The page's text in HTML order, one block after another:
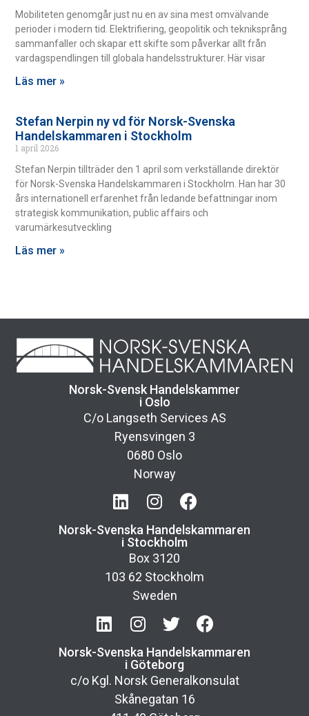
Mobiliteten genomgår just nu en av sina mest omvälvande
perioder i modern tid. Elektrifiering, geopolitik och tekniksprång
sammanfaller och skapar ett skifte som påverkar allt från
vardagspendlingen till globala handelsstrukturer. Här visar
Läs mer »
Stefan Nerpin ny vd för Norsk-Svenska
Handelskammaren i Stockholm
1 april 2026
Stefan Nerpin tillträder den 1 april som verkställande direktör
för Norsk-Svenska Handelskammaren i Stockholm. Han har 30
års internationell erfarenhet från ledande befattningar inom
strategisk kommunikation, public affairs och
varumärkesutveckling
Läs mer »
Norsk-Svensk Handelskammer
i Oslo
C/o Langseth Services AS
Ryensvingen 3
0680 Oslo
Norway
Norsk-Svenska Handelskammaren
i Stockholm
Box 3120
103 62 Stockholm
Sweden
Norsk-Svenska Handelskammaren
i Göteborg
c/o Kgl. Norsk Generalkonsulat
Skånegatan 16